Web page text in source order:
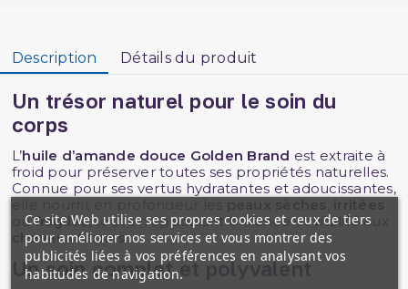
Description Détails du produit
Un trésor naturel pour le soin du
corps
L’huile d’amande douce Golden Brand est extraite à
froid pour préserver toutes ses propriétés naturelles.
Connue pour ses vertus hydratantes et adoucissantes,
oufragiles, tout en apportant brillance et vitalité aux
cheveux ternes.
Un soin complet et polyvalent
Ce site Web utilise ses propres cookies et ceux de tiers
pour améliorer nos services et vous montrer des
publicités liées à vos préférences en analysant vos
habitudes de navigation.